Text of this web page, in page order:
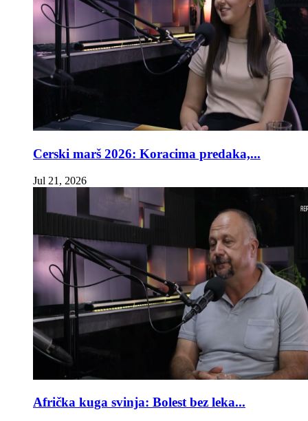
Cerski marš 2026: Koracima predaka,...
Jul 21, 2026
Afrička kuga svinja: Bolest bez leka...